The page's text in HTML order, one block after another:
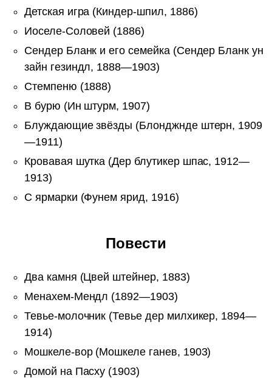
Детская игра (Киндер-шпил, 1886)
Иоселе-Соловей (1886)
Сендер Бланк и его семейка (Сендер Бланк ун
зайн гезиндл, 1888—1903)
Стемпеню (1888)
В бурю (Ин штурм, 1907)
Блуждающие звёзды (Блонджнде штерн, 1909
—1911)
Кровавая шутка (Дер блутикер шпас, 1912—
1913)
С ярмарки (Фунем ярид, 1916)
Повести
Два камня (Цвей штейнер, 1883)
Менахем-Мендл (1892—1903)
Тевье-молочник (Тевье дер милхикер, 1894—
1914)
Мошкеле-вор (Мошкеле ганев, 1903)
Домой на Пасху (1903)